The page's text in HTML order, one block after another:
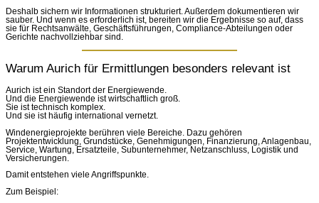
Deshalb sichern wir Informationen strukturiert. Außerdem dokumentieren wir
sauber. Und wenn es erforderlich ist, bereiten wir die Ergebnisse so auf, dass
sie für Rechtsanwälte, Geschäftsführungen, Compliance-Abteilungen oder
Gerichte nachvollziehbar sind.
Warum Aurich für Ermittlungen besonders relevant ist
Aurich ist ein Standort der Energiewende.
Und die Energiewende ist wirtschaftlich groß.
Sie ist technisch komplex.
Und sie ist häufig international vernetzt.
Windenergieprojekte berühren viele Bereiche. Dazu gehören
Projektentwicklung, Grundstücke, Genehmigungen, Finanzierung, Anlagenbau,
Service, Wartung, Ersatzteile, Subunternehmer, Netzanschluss, Logistik und
Versicherungen.
Damit entstehen viele Angriffspunkte.
Zum Beispiel: